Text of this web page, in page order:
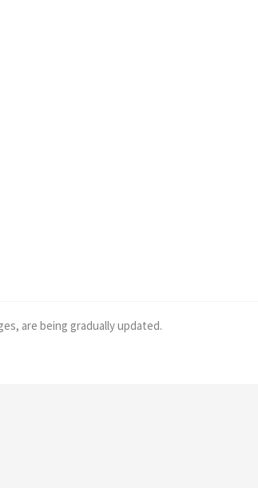
are being gradually updated.